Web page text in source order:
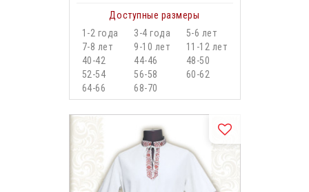
Доступные размеры
1-2 года
3-4 года
5-6 лет
7-8 лет
9-10 лет
11-12 лет
40-42
44-46
48-50
52-54
56-58
60-62
64-66
68-70